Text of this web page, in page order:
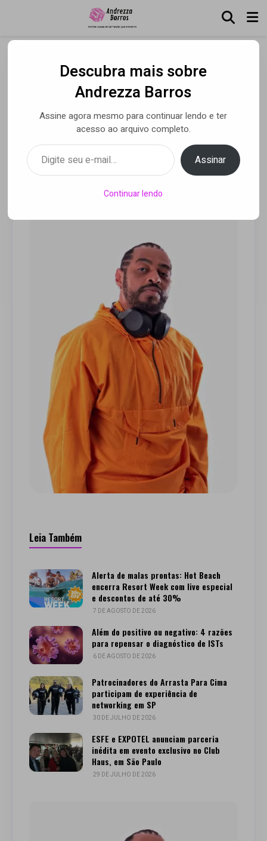
Philips anuncia o músico e
apresentador Thaíde como
novo tester para a linha de
áudio da marca
Por Andrezza Barros• 22 jan 2021
Leia Também
Alerta de malas prontas: Hot Beach
encerra Resort Week com live especial
e descontos de até 30%
7 DE AGOSTO DE 2026
Além do positivo ou negativo: 4 razões
para repensar o diagnóstico de ISTs
6 DE AGOSTO DE 2026
Patrocinadores do Arrasta Para Cima
participam de experiência de
networking em SP
30 DE JULHO DE 2026
ESFE e EXPOTEL anunciam parceria
inédita em evento exclusivo no Club
Haus, em São Paulo
29 DE JULHO DE 2026
Descubra mais sobre
Andrezza Barros
Assine agora mesmo para continuar lendo e ter
acesso ao arquivo completo.
Digite seu e-mail…
Assinar
Continuar lendo